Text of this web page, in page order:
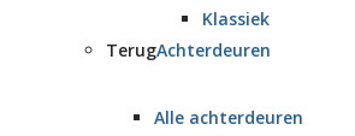
Klassiek
TerugAchterdeuren
Alle achterdeuren